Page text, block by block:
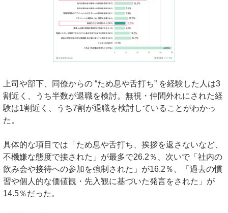
上司や部下、同僚からの “ため息や舌打ち” を経験した人は3
割近く、うち半数が退職を検討。無視・仲間外れにされた経
験は1割近く、うち7割が退職を検討していることがわかっ
た。
具体的な項目では「ため息や舌打ち、挨拶を返さないなど、
不機嫌な態度で接された」が最多で26.2％、次いで「社内の
飲み会や接待への参加を強制された」が16.2％、「過去の慣
習や個人的な価値観・先入観に基づいた発言をされた」が
14.5％だった。